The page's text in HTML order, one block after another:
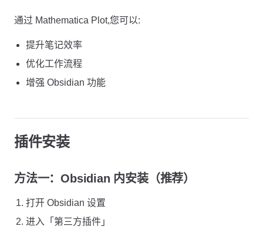
通过 Mathematica Plot,您可以:
提升笔记效率
优化工作流程
增强 Obsidian 功能
插件安装
方法一：Obsidian 内安装（推荐）
打开 Obsidian 设置
进入「第三方插件」